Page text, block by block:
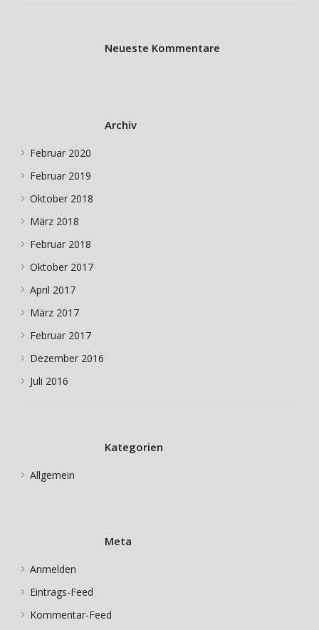
Neueste Kommentare
Archiv
Februar 2020
Februar 2019
Oktober 2018
März 2018
Februar 2018
Oktober 2017
April 2017
März 2017
Februar 2017
Dezember 2016
Juli 2016
Kategorien
Allgemein
Meta
Anmelden
Eintrags-Feed
Kommentar-Feed